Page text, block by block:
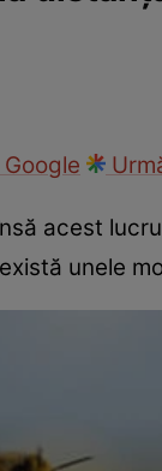
acest
unele